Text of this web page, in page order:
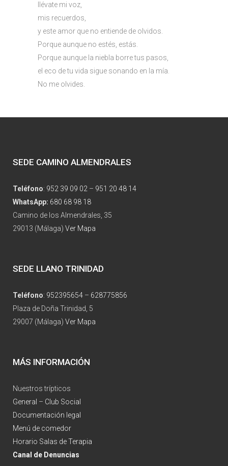
llévate mi voz,
mis recuerdos,
y este amor que no entiende de olvidos.
Porque aunque no estés, estás.
Porque aunque la niebla borre tus pasos,
el eco de tu vida sigue sonando en la mía.
No me olvides.
SEDE CAMINO ALMENDRALES
Teléfono: 952 39 09 02 – 951 20 48 14
WhatsApp: 680 68 98 18
Camino de los Almendrales, 35
29013 (Málaga) Ver Mapa
SEDE LLANO TRINIDAD
Teléfono: 952395654 – 628775856
Plaza de Doña Trinidad, 5
29007 (Málaga) Ver Mapa
MÁS INFORMACIÓN
Nuestros trípticos
General – Club Social
Documentación legal
Menú de comedor
Horario Salas de Terapia
Canal de Denuncias